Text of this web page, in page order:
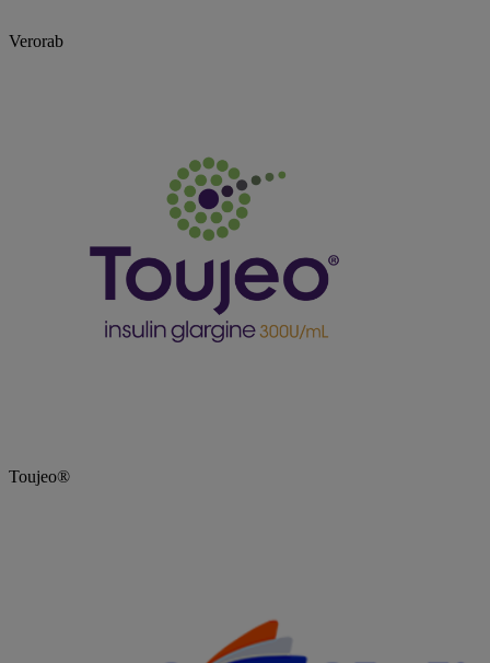
Verorab
Toujeo®